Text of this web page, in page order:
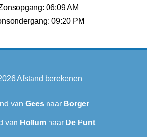
06:09 AM
09:20 PM
Afstand berekenen
van Gees naar Borger
van Hollumnaar De Punt